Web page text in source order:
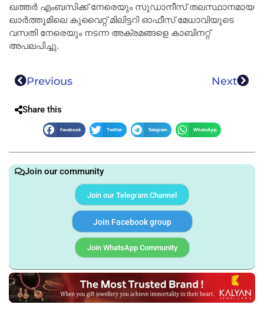
ഖത്തർ എംബസിക്ക് നേരെയും സുഡാനീസ് തലസ്ഥാനമായ
ഖാർത്തൂമിലെ കുവൈറ്റ് മിലിട്ടറി ഓഫീസ് മേധാവിയുടെ
വസതി നേരെയും നടന്ന അക്രമങ്ങളെ കാബിനറ്റ്
അപലപിച്ചു.
Previous Next
Share this
Facebook Twitter Telegram WhatsApp
Join our community
Join our Telegram Channel
Join Facebook group
Join WhatsApp Community